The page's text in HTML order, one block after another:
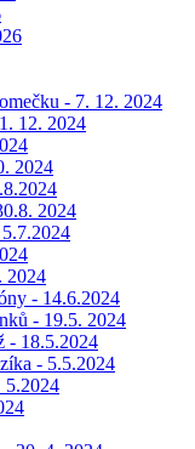
- 7. 12. 2024
12. 2024
2024
2024
2024
- 14.6.2024
- 19.5. 2024
- 18.5.2024
- 5.5.2024
5.2024